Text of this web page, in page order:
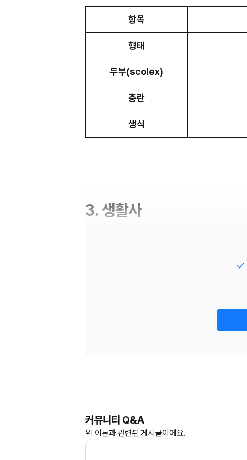
항목
형태
두부(scolex)
충란
생식
3. 생활사
커뮤니티 Q&A
위 이론과 관련된 게시글이에요.